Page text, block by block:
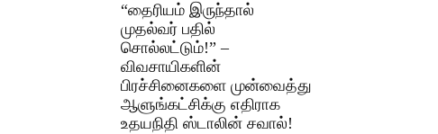
“தைரியம் இருந்தால்
முதல்வர் பதில்
சொல்லட்டும்!” –
விவசாயிகளின்
பிரச்சினைகளை முன்வைத்து
ஆளுங்கட்சிக்கு எதிராக
உதயநிதி ஸ்டாலின் சவால்!